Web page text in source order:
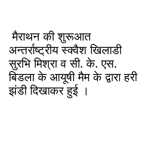
मैराथन की शुरूआत
अन्तर्राष्ट्रीय स्क्वैश खिलाडी
सुरभि मिश्रा व सी. के. एस.
बिडला के आयूषी मैम के द्वारा हरी
झंडी दिखाकर हुई ।